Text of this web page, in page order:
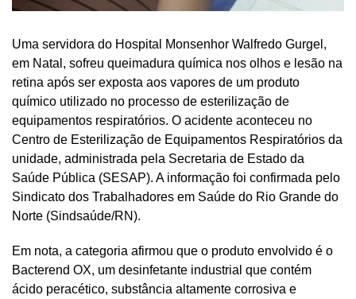
Uma servidora do Hospital Monsenhor Walfredo Gurgel,
em Natal, sofreu queimadura química nos olhos e lesão na
retina após ser exposta aos vapores de um produto
químico utilizado no processo de esterilização de
equipamentos respiratórios. O acidente aconteceu no
Centro de Esterilização de Equipamentos Respiratórios da
unidade, administrada pela Secretaria de Estado da
Saúde Pública (SESAP). A informação foi confirmada pelo
Sindicato dos Trabalhadores em Saúde do Rio Grande do
Norte (Sindsaúde/RN).
Em nota, a categoria afirmou que o produto envolvido é o
Bacterend OX, um desinfetante industrial que contém
ácido peracético, substância altamente corrosiva e